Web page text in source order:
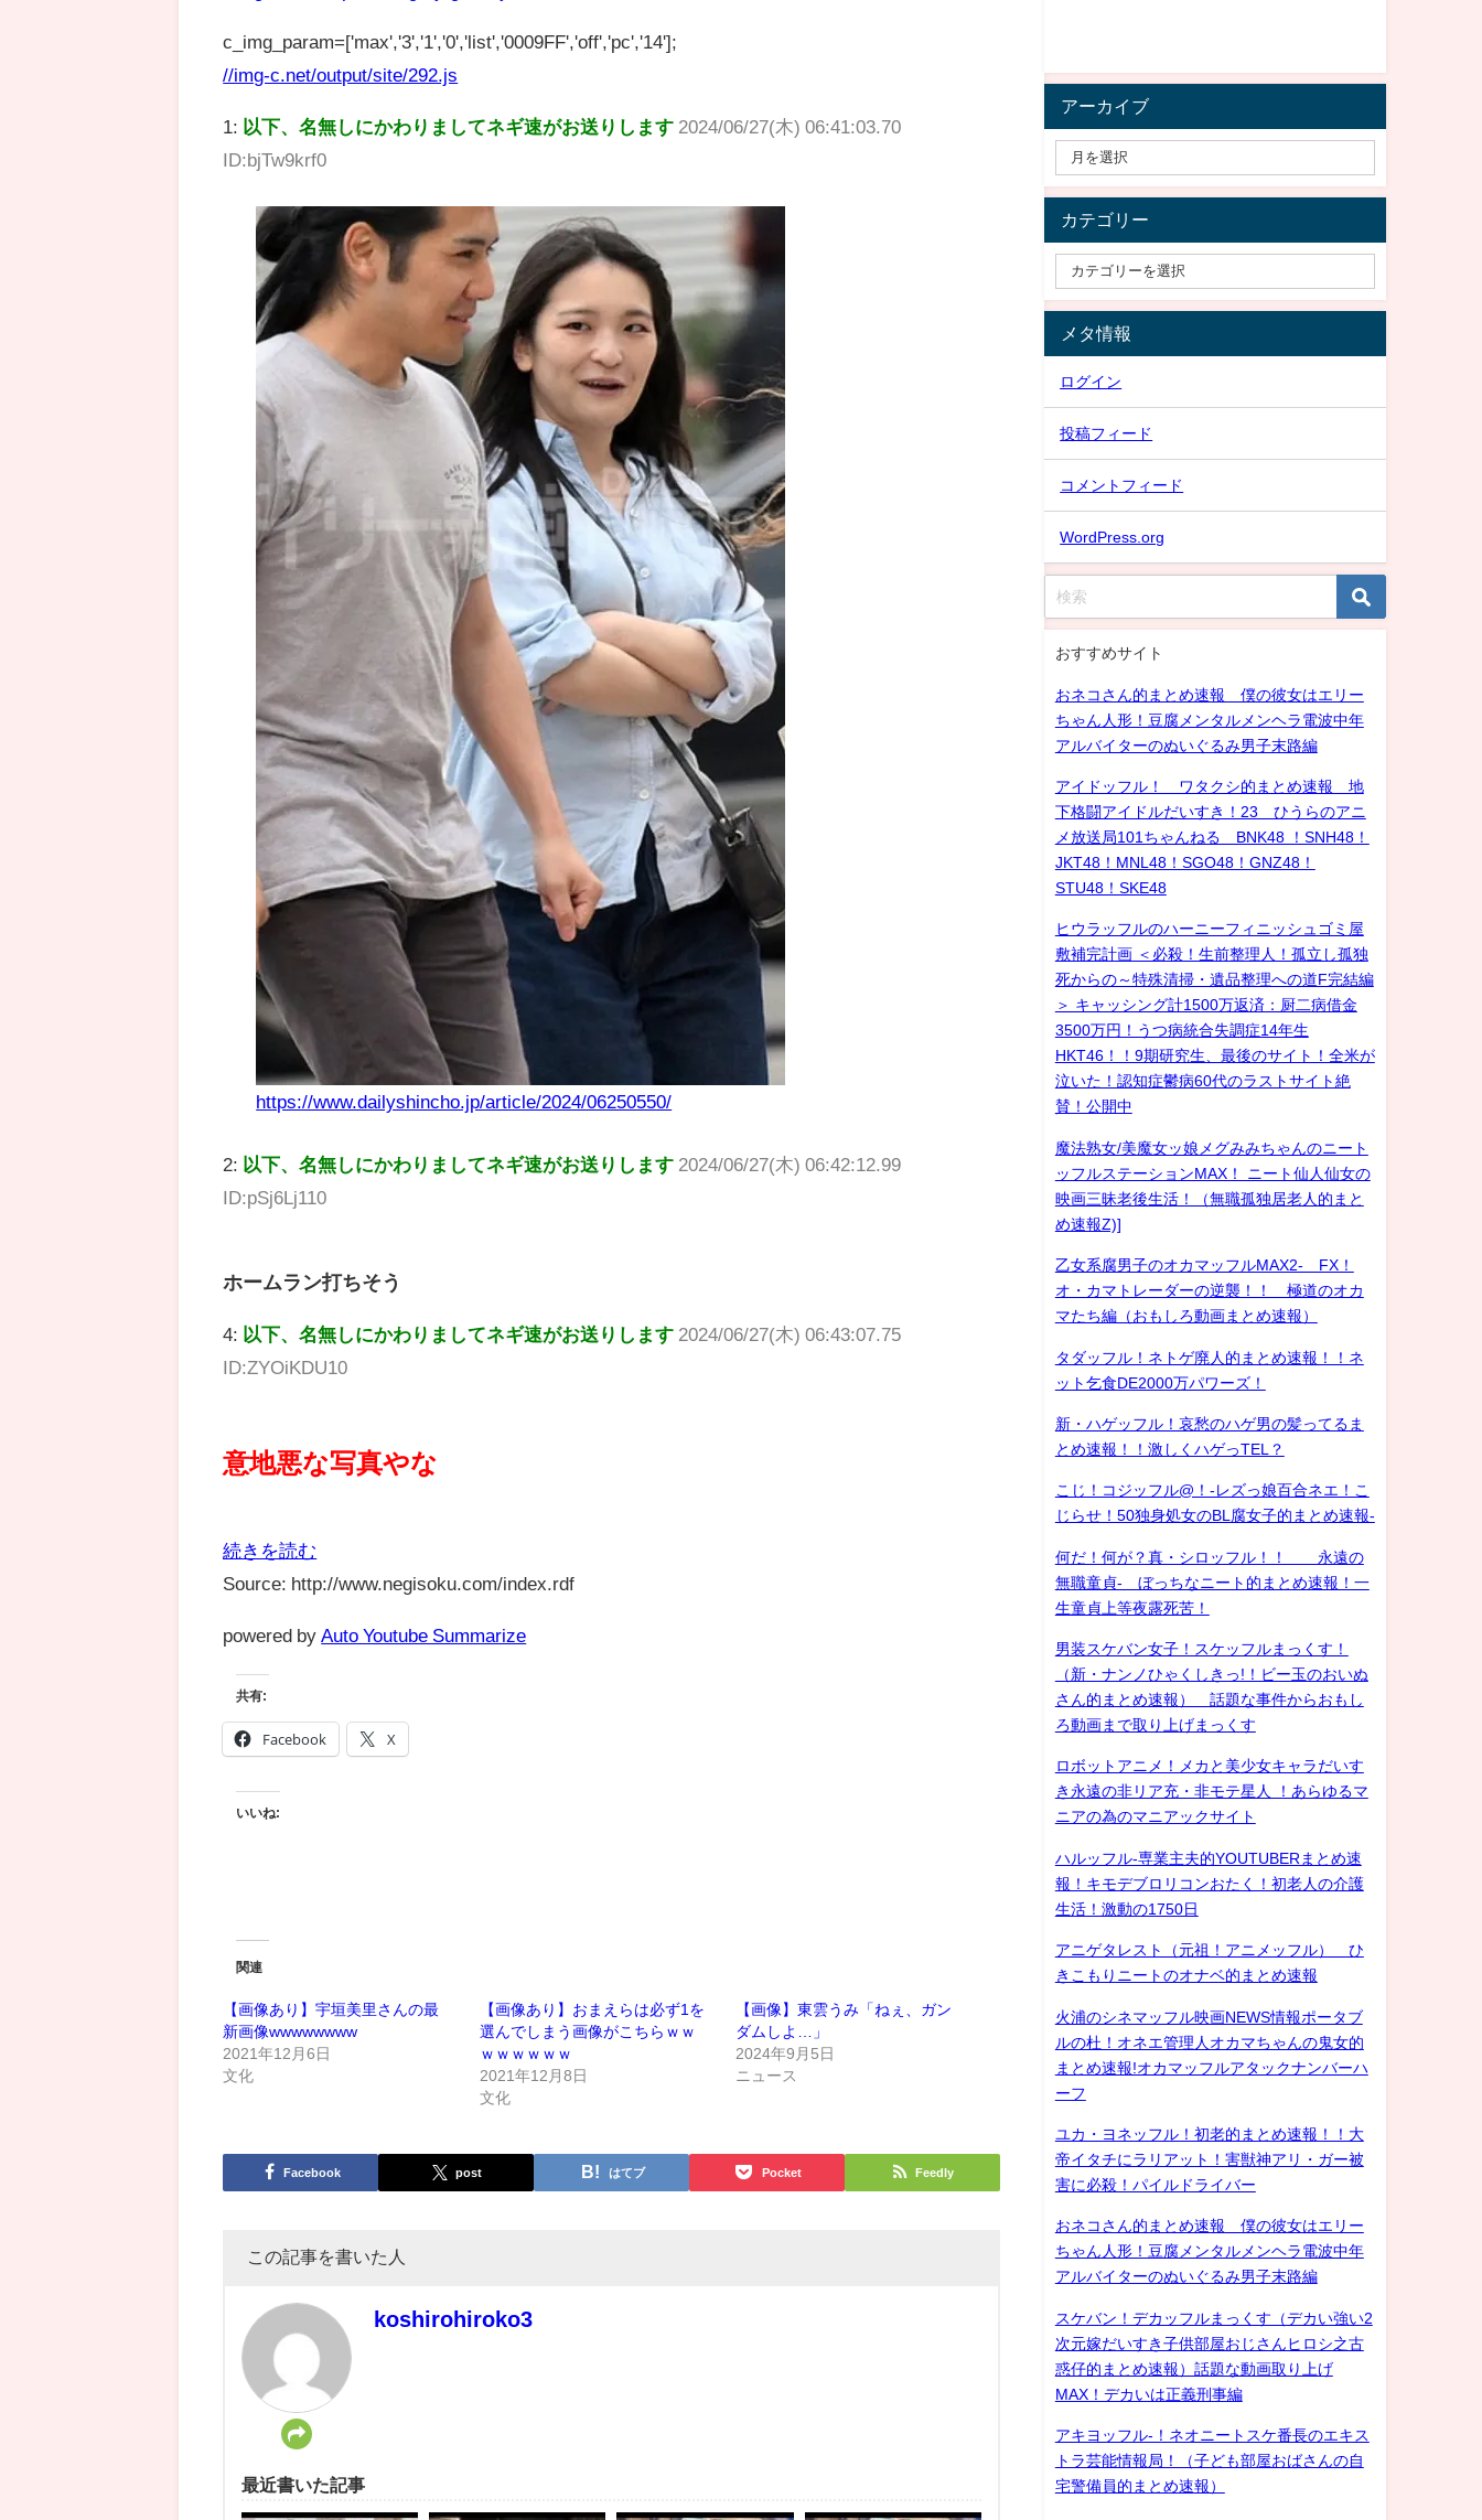
c_img_param=['max','3','1','0','list','0009FF','off','pc','14'];
//img-c.net/output/site/292.js
1: 以下、名無しにかわりましてネギ速がお送りします 2024/06/27(木) 06:41:03.70
ID:bjTw9krf0
https://www.dailyshincho.jp/article/2024/06250550/
2: 以下、名無しにかわりましてネギ速がお送りします 2024/06/27(木) 06:42:12.99
ID:pSj6Lj110
ホームラン打ちそう
4: 以下、名無しにかわりましてネギ速がお送りします 2024/06/27(木) 06:43:07.75
ID:ZYOiKDU10
意地悪な写真やな
続きを読む
Source: http://www.negisoku.com/index.rdf
powered by Auto Youtube Summarize
共有:
Facebook X
いいね:
関連
【画像あり】宇垣美里さんの最
新画像wwwwwwww
2021年12月6日
文化
【画像あり】おまえらは必ず1を
選んでしまう画像がこちらｗｗ
ｗｗｗｗｗｗ
2021年12月8日
文化
【画像】東雲うみ「ねぇ、ガン
ダムしよ…」
2024年9月5日
ニュース
Facebook post はてブ Pocket Feedly
この記事を書いた人
koshirohiroko3
最近書いた記事
アーカイブ
カテゴリー
メタ情報
ログイン
投稿フィード
コメントフィード
WordPress.org
おすすめサイト
おネコさん的まとめ速報 僕の彼女はエリー
ちゃん人形！豆腐メンタルメンヘラ電波中年
アルバイターのぬいぐるみ男子末路編
アイドッフル！ ワタクシ的まとめ速報 地
下格闘アイドルだいすき！23 ひうらのアニ
メ放送局101ちゃんねる BNK48 ！SNH48！
JKT48！MNL48！SGO48！GNZ48！
STU48！SKE48
ヒウラッフルのハーニーフィニッシュゴミ屋
敷補完計画 ＜必殺！生前整理人！孤立し孤独
死からの～特殊清掃・遺品整理への道F完結編
＞ キャッシング計1500万返済：厨二病借金
3500万円！うつ病統合失調症14年生
HKT46！！9期研究生、最後のサイト！全米が
泣いた！認知症鬱病60代のラストサイト絶
賛！公開中
魔法熟女/美魔女ッ娘メグみみちゃんのニート
ッフルステーションMAX！ ニート仙人仙女の
映画三昧老後生活！（無職孤独居老人的まと
め速報Z)]
乙女系腐男子のオカマッフルMAX2- FX！
オ・カマトレーダーの逆襲！！ 極道のオカ
マたち編（おもしろ動画まとめ速報）
タダッフル！ネトゲ廃人的まとめ速報！！ネ
ット乞食DE2000万パワーズ！
新・ハゲッフル！哀愁のハゲ男の髪ってるま
とめ速報！！激しくハゲっTEL？
こじ！コジッフル@！-レズっ娘百合ネエ！こ
じらせ！50独身処女のBL腐女子的まとめ速報-
何だ！何が？真・シロッフル！！ 永遠の
無職童貞- ぼっちなニート的まとめ速報！一
生童貞上等夜露死苦！
男装スケバン女子！スケッフルまっくす！
（新・ナンノひゃくしきっ!！ビー玉のおいぬ
さん的まとめ速報） 話題な事件からおもし
ろ動画まで取り上げまっくす
ロボットアニメ！メカと美少女キャラだいす
き永遠の非リア充・非モテ星人 ！あらゆるマ
ニアの為のマニアックサイト
ハルッフル-専業主夫的YOUTUBERまとめ速
報！キモデブロリコンおたく！初老人の介護
生活！激動の1750日
アニゲタレスト（元祖！アニメッフル） ひ
きこもりニートのオナベ的まとめ速報
火浦のシネマッフル映画NEWS情報ポータブ
ルの杜！オネエ管理人オカマちゃんの鬼女的
まとめ速報!オカマッフルアタックナンバーハ
ーフ
ユカ・ヨネッフル！初老的まとめ速報！！大
帝イタチにラリアット！害獣神アリ・ガー被
害に必殺！パイルドライバー
おネコさん的まとめ速報 僕の彼女はエリー
ちゃん人形！豆腐メンタルメンヘラ電波中年
アルバイターのぬいぐるみ男子末路編
スケバン！デカッフルまっくす（デカい強い2
次元嫁だいすき子供部屋おじさんヒロシ之古
惑仔的まとめ速報）話題な動画取り上げ
MAX！デカいは正義刑事編
アキヨッフル-！ネオニートスケ番長のエキス
トラ芸能情報局！（子ども部屋おばさんの自
宅警備員的まとめ速報）